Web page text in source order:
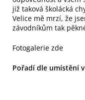
již taková školácká
Velice mě mrzí, že
závodníkům tak
Fotogalerie zde
Pořadí dle umístění